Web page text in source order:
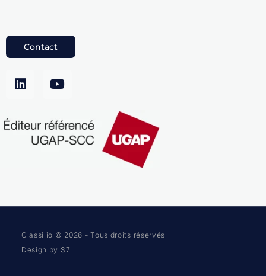
Contact
Classilio © 2026 - Tous droits réservés
Design by S7